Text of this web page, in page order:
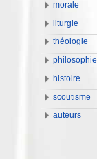
morale
liturgie
théologie
philosophie
histoire
scoutisme
auteurs